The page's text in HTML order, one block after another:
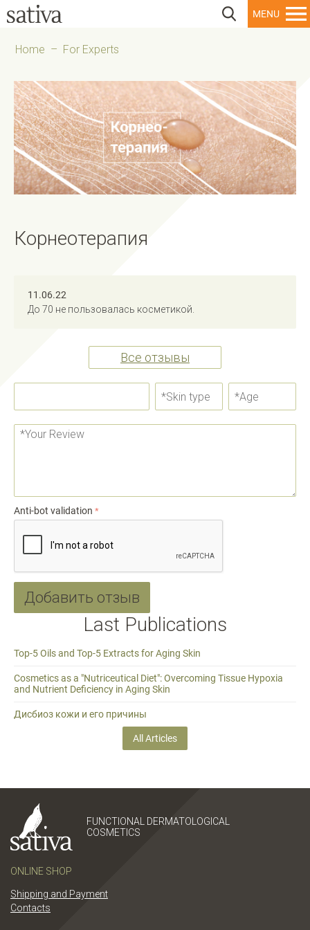
Home – For Experts
Корнеотерапия
11.06.22
До 70 не пользовалась косметикой.
Все отзывы
Anti-bot validation
Добавить отзыв
Last Publications
Top-5 Oils and Top-5 Extracts for Aging Skin
Cosmetics as a "Nutriceutical Diet": Overcoming Tissue Hypoxia
and Nutrient Deficiency in Aging Skin
Дисбиоз кожи и его причины
All Articles
FUNCTIONAL DERMATOLOGICAL
COSMETICS
ONLINE SHOP
Shipping and Payment
Contacts